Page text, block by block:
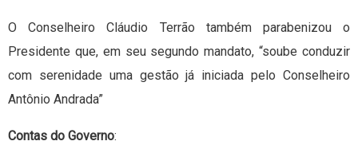
O Conselheiro Cláudio Terrão também parabenizou o
Presidente que, em seu segundo mandato, “soube conduzir
com serenidade uma gestão já iniciada pelo Conselheiro
Antônio Andrada”
Contas do Governo: